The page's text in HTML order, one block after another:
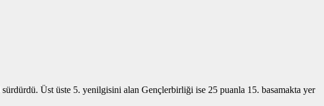
Üst üste 5. yenilgisini alan Gençlerbirliği ise 25 puanla 15. basamakta yer